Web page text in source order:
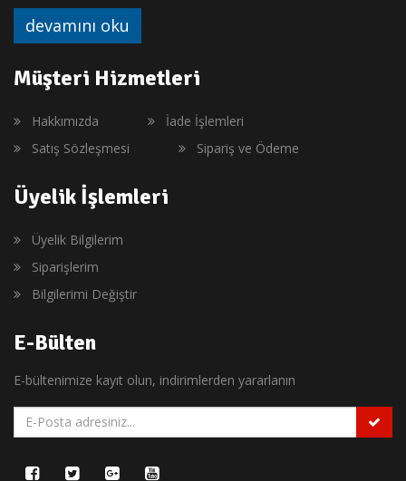
devamını oku
Müşteri Hizmetleri
Hakkımızda
İade İşlemleri
Satış Sözleşmesi
Sipariş ve Ödeme
Üyelik İşlemleri
Üyelik Bilgilerim
Siparişlerim
Bilgilerimi Değiştir
E-Bülten
E-bültenimize kayıt olun, indirimlerden yararlanın